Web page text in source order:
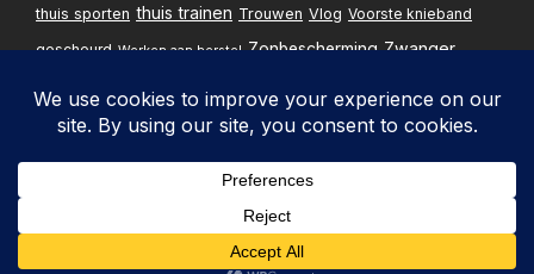
thuis sporten thuis trainen Trouwen Vlog Voorste knieband
gescheurd Werken aan herstel Zonbescherming Zwanger
d
Pxperfect